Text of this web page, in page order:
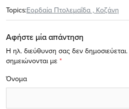
Topics:Εορδαία Πτολεμαΐδα , Κοζάνη
Αφήστε μία απάντηση
Η ηλ. διεύθυνση σας δεν δημοσιεύεται.
σημειώνονται με *
Όνομα